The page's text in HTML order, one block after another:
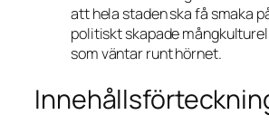
att hela staden ska få smaka
politiskt skapade
som väntar runt hörnet.